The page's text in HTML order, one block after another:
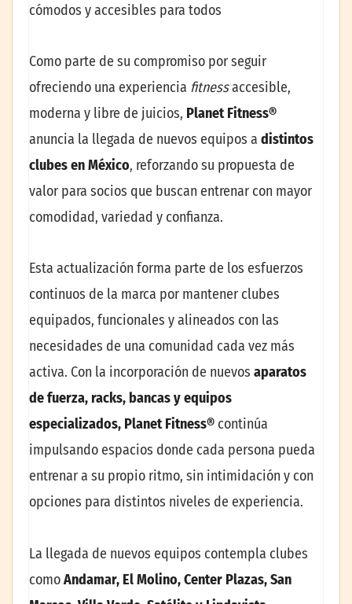
cómodos y accesibles para todos
Como parte de su compromiso por seguir
ofreciendo una experiencia fitnessaccesible,
moderna y libre de juicios, Planet Fitness®
anuncia la llegada de nuevos equipos a distintos
clubes en México, reforzando su propuesta de
valor para socios que buscan entrenar con mayor
comodidad, variedad y confianza.
Esta actualización forma parte de los esfuerzos
continuos de la marca por mantener clubes
equipados, funcionales y alineados con las
necesidades de una comunidad cada vez más
activa. Con la incorporación de nuevos aparatos
de fuerza, racks, bancas y equipos
especializados, Planet Fitness® continúa
impulsando espacios donde cada persona pueda
entrenar a su propio ritmo, sin intimidación y con
opciones para distintos niveles de experiencia.
La llegada de nuevos equipos contempla clubes
comoAndamar, El Molino, Center Plazas, San